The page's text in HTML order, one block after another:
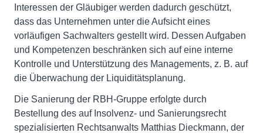
Interessen der Gläubiger werden dadurch geschützt,
dass das Unternehmen unter die Aufsicht eines
vorläufigen Sachwalters gestellt wird. Dessen Aufgaben
und Kompetenzen beschränken sich auf eine interne
Kontrolle und Unterstützung des Managements, z. B. auf
die Überwachung der Liquiditätsplanung.
Die Sanierung der RBH-Gruppe erfolgte durch
Bestellung des auf Insolvenz- und Sanierungsrecht
spezialisierten Rechtsanwalts Matthias Dieckmann, der